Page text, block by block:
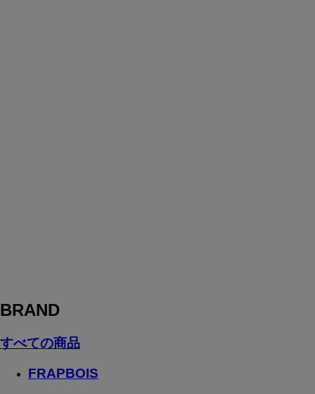
BRAND
すべての商品
FRAPBOIS